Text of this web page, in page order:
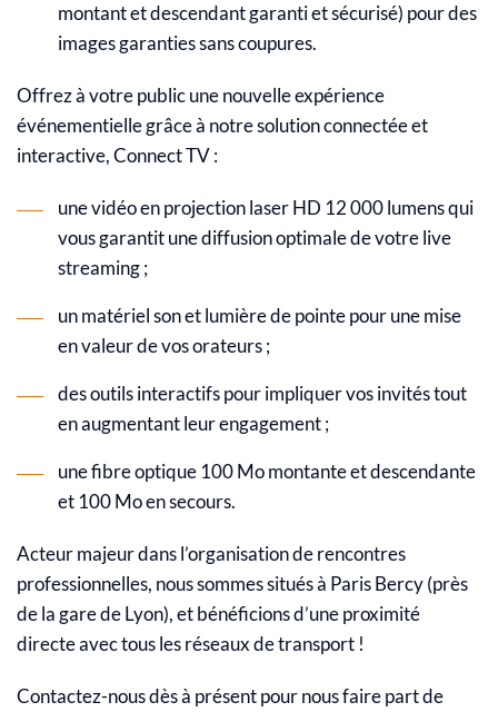
montant et descendant garanti et sécurisé) pour des
images garanties sans coupures.
Offrez à votre public une nouvelle expérience
événementielle grâce à notre solution connectée et
interactive, Connect TV:
une vidéo en projection laser HD 12 000 lumens qui
vous garantit une diffusion optimale de votre live
streaming ;
un matériel son et lumière de pointe pour une mise
en valeur de vos orateurs ;
des outils interactifs pour impliquer vos invités tout
en augmentant leur engagement ;
une fibre optique 100 Mo montante et descendante
et 100 Mo en secours.
Acteur majeur dans l’organisation de rencontres
professionnelles, nous sommes situés à Paris Bercy (près
de la gare de Lyon), et bénéficions d’une proximité
directe avec tous les réseaux de transport !
Contactez-nous dès à présent pour nous faire part de